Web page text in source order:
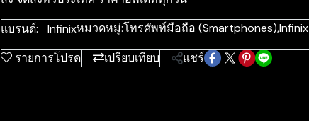
แบรนด์:
Infinixหมวดหมู่:โทรศัพท์มือถือ (Smartphones),Infinix
รายการโปรด
เปรียบเทียบ แชร์